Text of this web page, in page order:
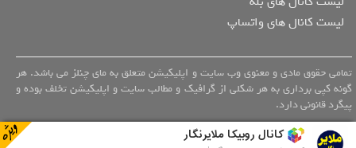
لیست کانال های واتساپ
تمامی حقوق مادی و معنوی وب سایت و اپلیکیشن متعلق به مای چنلز می باشد. هر
گونه کپی برداری به هر شکلی از گرافیک و مطالب سایت و اپلیکیشن تخلف بوده و
پیگرد قانونی دارد.
کانال روبیکا ملایرنگار